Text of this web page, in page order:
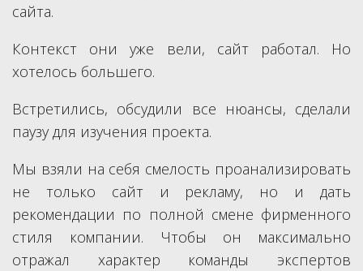
сайта.
Контекст они уже вели, сайт работал. Но
хотелось большего.
Встретились, обсудили все нюансы, сделали
паузу для изучения проекта.
Мы взяли на себя смелость проанализировать
не только сайт и рекламу, но и дать
рекомендации по полной смене фирменного
стиля компании. Чтобы он максимально
отражал характер команды экспертов